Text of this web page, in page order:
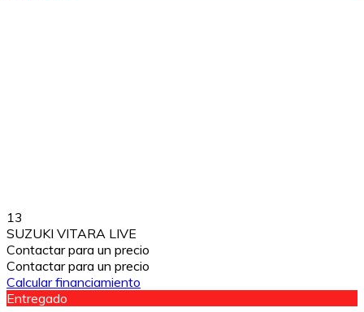
13
SUZUKI VITARA LIVE
Contactar para un precio
Contactar para un precio
Calcular financiamiento
Entregado